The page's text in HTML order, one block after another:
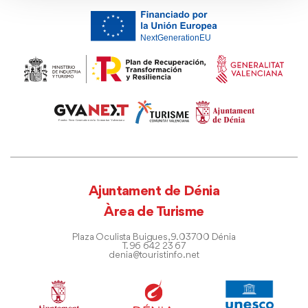
Ajuntament de Dénia
Àrea de Turisme
Plaza Oculista Buigues, 9. 03700 Dénia
T. 96 642 23 67
denia@touristinfo.net